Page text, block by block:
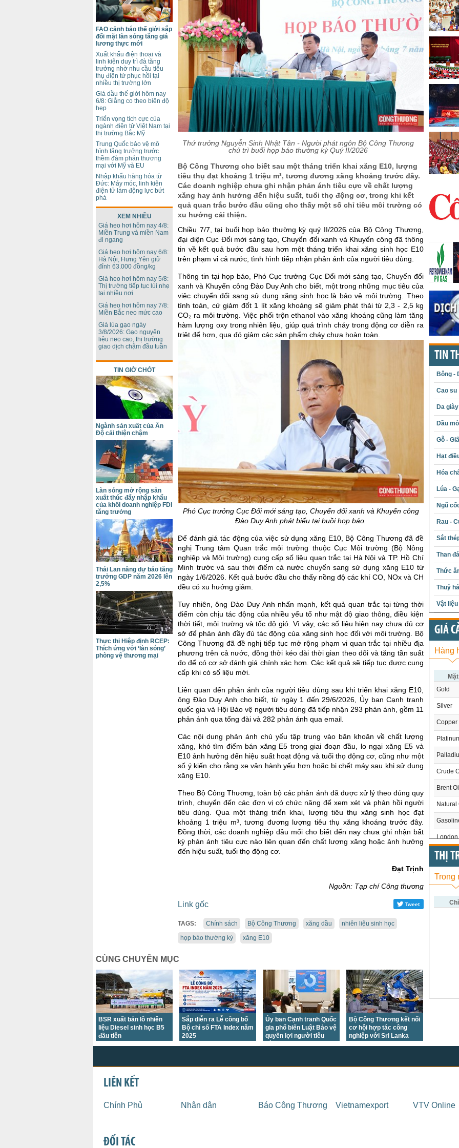
Thứ trưởng Nguyễn Sinh Nhật Tân - Người phát ngôn Bộ Công Thương
chủ trì buổi họp báo thường kỳ Quý II/2026
Bộ Công Thương cho biết sau một tháng triển khai xăng E10, lượng
tiêu thụ đạt khoảng 1 triệu m³, tương đương xăng khoáng trước đây.
Các doanh nghiệp chưa ghi nhận phản ánh tiêu cực về chất lượng
xăng hay ảnh hưởng đến hiệu suất, tuổi thọ động cơ, trong khi kết
quả quan trắc bước đầu cũng cho thấy một số chỉ tiêu môi trường có
xu hướng cải thiện.
Chiều 7/7, tại buổi họp báo thường kỳ quý II/2026 của Bộ Công Thương,
đại diện Cục Đổi mới sáng tạo, Chuyển đổi xanh và Khuyến công đã thông
tin về kết quả bước đầu sau hơn một tháng triển khai xăng sinh học E10
trên phạm vi cả nước, tình hình tiếp nhận phản ánh của người tiêu dùng.
Thông tin tại họp báo, Phó Cục trưởng Cục Đổi mới sáng tạo, Chuyển đổi
xanh và Khuyến công Đào Duy Anh cho biết, một trong những mục tiêu của
việc chuyển đổi sang sử dụng xăng sinh học là bảo vệ môi trường. Theo
tính toán, cứ giảm đốt 1 lít xăng khoáng sẽ giảm phát thải từ 2,3 - 2,5 kg
CO₂ ra môi trường. Việc phối trộn ethanol vào xăng khoáng cũng làm tăng
hàm lượng oxy trong nhiên liệu, giúp quá trình cháy trong động cơ diễn ra
triệt để hơn, qua đó giảm các sản phẩm cháy chưa hoàn toàn.
Phó Cục trưởng Cục Đổi mới sáng tạo, Chuyển đổi xanh và Khuyến công
Đào Duy Anh phát biểu tại buồi họp báo.
Để đánh giá tác động của việc sử dụng xăng E10, Bộ Công Thương đã đề
nghị Trung tâm Quan trắc môi trường thuộc Cục Môi trường (Bộ Nông
nghiệp và Môi trường) cung cấp số liệu quan trắc tại Hà Nội và TP. Hồ Chí
Minh trước và sau thời điểm cả nước chuyển sang sử dụng xăng E10 từ
ngày 1/6/2026. Kết quả bước đầu cho thấy nồng độ các khí CO, NOx và CH
đều có xu hướng giảm.
Tuy nhiên, ông Đào Duy Anh nhấn mạnh, kết quả quan trắc tại từng thời
điểm còn chịu tác động của nhiều yếu tố như mật độ giao thông, điều kiện
thời tiết, môi trường và tốc độ gió. Vì vậy, các số liệu hiện nay chưa đủ cơ
sở để phản ánh đầy đủ tác động của xăng sinh học đối với môi trường. Bộ
Công Thương đã đề nghị tiếp tục mở rộng phạm vi quan trắc tại nhiều địa
phương trên cả nước, đồng thời kéo dài thời gian theo dõi và tăng tần suất
đo để có cơ sở đánh giá chính xác hơn. Các kết quả sẽ tiếp tục được cung
cấp khi có số liệu mới.
Liên quan đến phản ánh của người tiêu dùng sau khi triển khai xăng E10,
ông Đào Duy Anh cho biết, từ ngày 1 đến 29/6/2026, Ủy ban Cạnh tranh
quốc gia và Hội Bảo vệ người tiêu dùng đã tiếp nhận 293 phản ánh, gồm 11
phản ánh qua tổng đài và 282 phản ánh qua email.
Các nội dung phản ánh chủ yếu tập trung vào băn khoăn về chất lượng
xăng, khó tìm điểm bán xăng E5 trong giai đoạn đầu, lo ngại xăng E5 và
E10 ảnh hưởng đến hiệu suất hoạt động và tuổi thọ động cơ, cũng như một
số ý kiến cho rằng xe vận hành yếu hơn hoặc bị chết máy sau khi sử dụng
xăng E10.
Theo Bộ Công Thương, toàn bộ các phản ánh đã được xử lý theo đúng quy
trình, chuyển đến các đơn vị có chức năng để xem xét và phản hồi người
tiêu dùng. Qua một tháng triển khai, lượng tiêu thụ xăng sinh học đạt
khoảng 1 triệu m³, tương đương lượng tiêu thụ xăng khoáng trước đây.
Đồng thời, các doanh nghiệp đầu mối cho biết đến nay chưa ghi nhận bất
kỳ phản ánh tiêu cực nào liên quan đến chất lượng xăng hoặc ảnh hưởng
đến hiệu suất, tuổi thọ động cơ.
Đạt Trịnh
Nguồn: Tạp chí Công thương
Link gốc Tweet
TAGS: Chính sách Bộ Công Thương xăng dầu
nhiên liệu sinh học
họp báo thường kỳ
xăng E10
FAO cảnh báo thế giới sắp
đối mặt làn sóng tăng giá
lương thực mới
Xuất khẩu điện thoại và
linh kiện duy trì đà tăng
trưởng nhờ nhu cầu tiêu
thụ điện tử phục hồi tại
nhiều thị trường lớn
Giá dầu thế giới hôm nay
6/8: Giằng co theo biên độ
hẹp
Triển vọng tích cực của
ngành điện tử Việt Nam tại
thị trường Bắc Mỹ
Trung Quốc bảo vệ mô
hình tăng trưởng trước
thềm đàm phán thương
mại với Mỹ và EU
Nhập khẩu hàng hóa từ
Đức: Máy móc, linh kiện
điện tử làm động lực bứt
phá
XEM NHIỀU
Giá heo hơi hôm nay 4/8:
Miền Trung và miền Nam
đi ngang
Giá heo hơi hôm nay 6/8:
Hà Nội, Hưng Yên giữ
đỉnh 63.000 đồng/kg
Giá heo hơi hôm nay 5/8:
Thị trường tiếp tục lùi nhẹ
tại nhiều nơi
Giá heo hơi hôm nay 7/8:
Miền Bắc neo mức cao
Giá lúa gạo ngày
3/8/2026: Gạo nguyên
liệu neo cao, thị trường
giao dịch chậm đầu tuần
TIN GIỜ CHÓT
Ngành sản xuất của Ấn
Độ cải thiện chậm
Làn sóng mở rộng sản
xuất thúc đẩy nhập khẩu
của khối doanh nghiệp FDI
tăng trưởng
Thái Lan nâng dự báo tăng
trưởng GDP năm 2026 lên
2,5%
Thực thi Hiệp định RCEP:
Thích ứng với ‘làn sóng’
phòng vệ thương mại
CÙNG CHUYÊN MỤC
BSR xuất bán lô nhiên
liệu Diesel sinh học B5
đầu tiên
Sắp diễn ra Lễ công bố
Bộ chỉ số FTA Index năm
2025
Ủy ban Cạnh tranh Quốc
gia phổ biến Luật Bảo vệ
quyền lợi người tiêu
Bộ Công Thương kết nối
cơ hội hợp tác công
nghiệp với Sri Lanka
TIN
Bông -
Cao su
Da giày
Dầu
Gỗ -
Hạt
Hóa
Lúa -
Ngũ
Rau -
Sắt
Than đá
Thức
Thuỷ
Vật
GIÁ
Hàng
Gold
Silver
Copper
Crude
Brent
Natural
London
US
US
US
THỊ
Trong
LIÊN KẾT
Chính Phủ Nhân dân Báo Công Thương Vietnamexport VTV Online
ĐỐI TÁC